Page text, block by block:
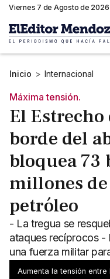
Viernes 7 de Agosto de 2026
Inicio > Internacional
Máxima tensión.
El
borde del
bloquea 73
millones
petróleo
- La tregua se
ataques recíprocos -
una fuerza militar
iraníes
Aumenta la tensión entre